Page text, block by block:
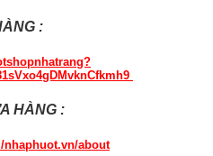
:
HÀNG :
nhaphuot.vn/about